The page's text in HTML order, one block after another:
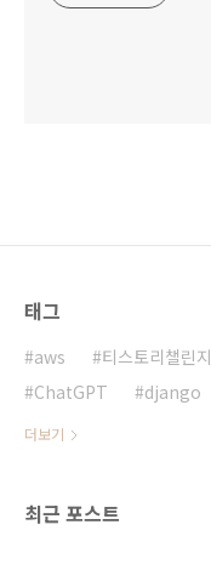
태그
aws 티스토리챌린지
ChatGPT
django
더보기
최근 포스트